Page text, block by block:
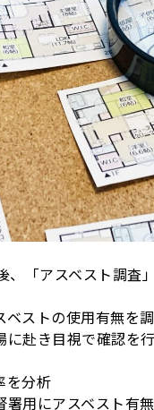
「アスベスト調査
ストの使用有無を
赴き目視で確認を
を分析
用にアスベスト有